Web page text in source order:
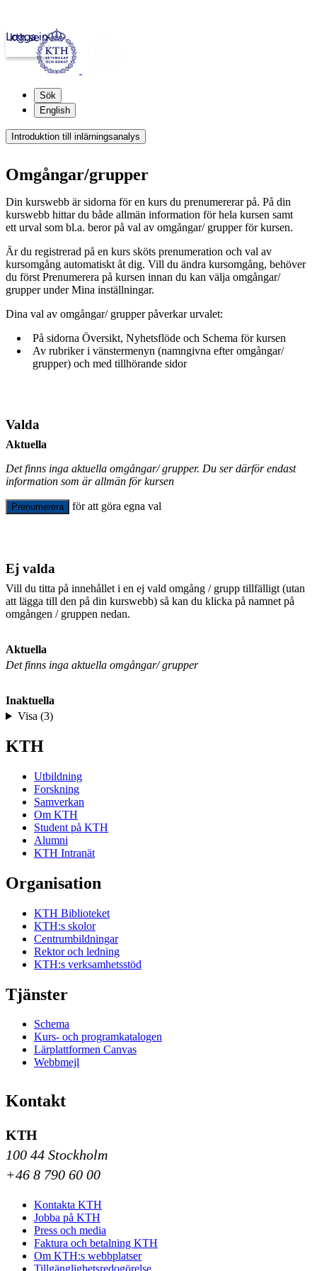
kth.se
Logga in
Sök
English
Introduktion till inlärningsanalys
Omgångar/grupper
Din kurswebb är sidorna för en kurs du prenumererar på. På din
kurswebb hittar du både allmän information för hela kursen samt
ett urval som bl.a. beror på val av omgångar/ grupper för kursen.
Är du registrerad på en kurs sköts prenumeration och val av
kursomgång automatiskt åt dig. Vill du ändra kursomgång, behöver
du först Prenumerera på kursen innan du kan välja omgångar/
grupper under Mina inställningar.
Dina val av omgångar/ grupper påverkar urvalet:
På sidorna Översikt, Nyhetsflöde och Schema för kursen
Av rubriker i vänstermenyn (namngivna efter omgångar/
grupper) och med tillhörande sidor
Valda
Aktuella
Det finns inga aktuella omgångar/ grupper. Du ser därför endast
information som är allmän för kursen
Prenumerera för att göra egna val
Ej valda
Vill du titta på innehållet i en ej vald omgång / grupp tillfälligt (utan
att lägga till den på din kurswebb) så kan du klicka på namnet på
omgången / gruppen nedan.
Aktuella
Det finns inga aktuella omgångar/ grupper
Inaktuella
Visa (3)
KTH
Utbildning
Forskning
Samverkan
Om KTH
Student på KTH
Alumni
KTH Intranät
Organisation
KTH Biblioteket
KTH:s skolor
Centrumbildningar
Rektor och ledning
KTH:s verksamhetsstöd
Tjänster
Schema
Kurs- och programkatalogen
Lärplattformen Canvas
Webbmejl
Kontakt
KTH
100 44 Stockholm
+46 8 790 60 00
Kontakta KTH
Jobba på KTH
Press och media
Faktura och betalning KTH
Om KTH:s webbplatser